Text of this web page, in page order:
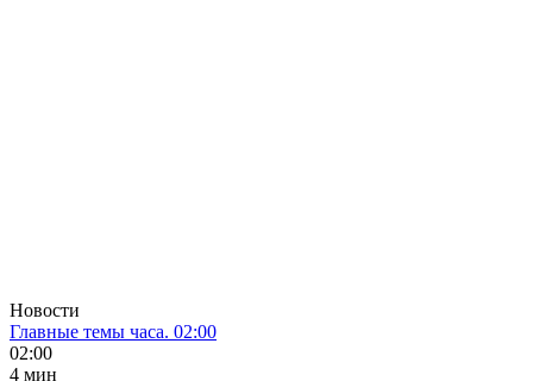
Новости
Главные темы часа. 02:00
02:00
4 мин